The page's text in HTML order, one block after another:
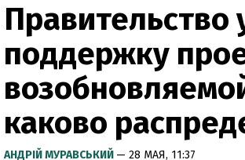
Правительство
поддержку
каково
АНДРІЙ МУРАВСЬКИЙ — 28 МАЯ, 11:37